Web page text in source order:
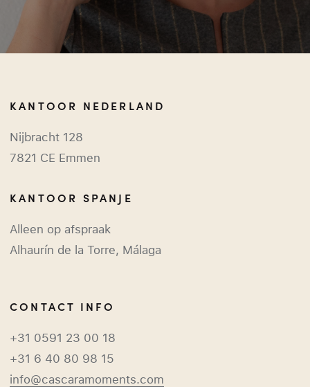
KANTOOR NEDERLAND
Nijbracht 128
7821 CE Emmen
KANTOOR SPANJE
Alleen op afspraak
Alhaurín de la Torre, Málaga
CONTACT INFO
+31 0591 23 00 18
+31 6 40 80 98 15
info@cascaramoments.com